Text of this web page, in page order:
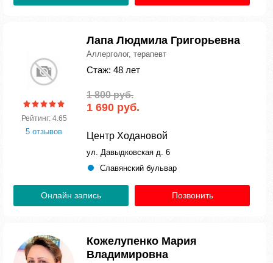
Рейтинг: 4.65
5 отзывов
Лапа Людмила Григорьевна
Аллерголог, терапевт
Стаж: 48 лет
1 800 руб.
1 690 руб.
Центр Ходановой
ул. Давыдковская д. 6
Славянский бульвар
Онлайн запись Позвонить
Кожелупенко Мария
Владимировна